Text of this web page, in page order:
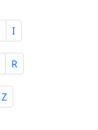
I
R
Z